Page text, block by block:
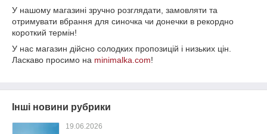
У нашому магазині зручно розглядати, замовляти та
отримувати вбрання для синочка чи донечки в рекордно
короткий термін!
У нас магазин дійсно солодких пропозицій і низьких цін.
Ласкаво просимо на minimalka.com!
Інші новини рубрики
19.06.2026